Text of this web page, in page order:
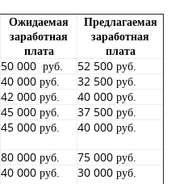
Ожидаемая
заработная
плата
Предлагаемая
заработная
плата
50 000 руб.
52 500 руб.
40 000 руб.
32 500 руб.
42 000 руб.
40 000 руб.
45 000 руб.
37 500 руб.
45 000 руб.
40 000 руб.
80 000 руб.
75 000 руб.
40 000 руб.
30 000 руб.